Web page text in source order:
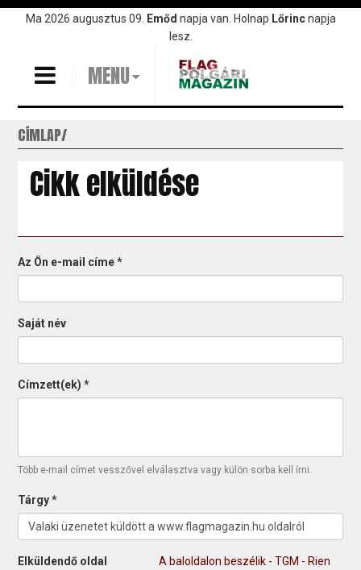
UgrásMa 2026 augusztus 09. Emőd napja van. Holnap Lőrincnapja
lesz.
MENU
CÍMLAP
Cikk elküldése
Az Ön e-mail címe*
Saját név
Címzett(ek)*
Több e-mail címet vesszővel elválasztva vagy külön sorba kell írni.
Tárgy*
Elküldendő oldal A baloldalon beszélik - TGM - Rien